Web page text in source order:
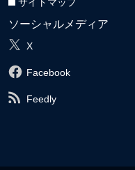
ソーシャルメディア
X
Facebook
Feedly